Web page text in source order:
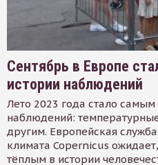
Сентябрь в Европе
истории наблюдений
Лето 2023 года стало
наблюдений:
другим. Европейская
климата Copernicus
тёплым в истории